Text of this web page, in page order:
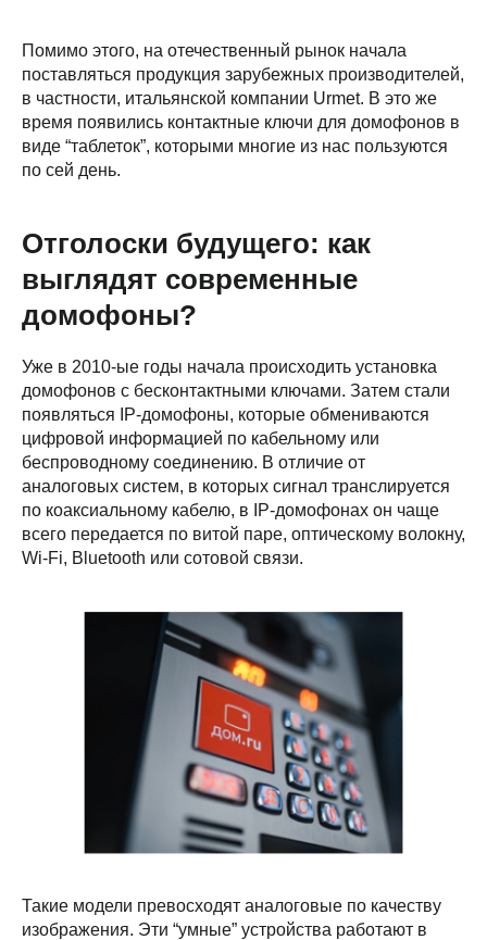
Помимо этого, на отечественный рынок начала
поставляться продукция зарубежных производителей,
в частности, итальянской компании Urmet. В это же
время появились контактные ключи для домофонов в
виде “таблеток”, которыми многие из нас пользуются
по сей день.
Отголоски будущего: как
выглядят современные
домофоны?
Уже в 2010-ые годы начала происходить установка
домофонов с бесконтактными ключами. Затем стали
появляться IP-домофоны, которые обмениваются
цифровой информацией по кабельному или
беспроводному соединению. В отличие от
аналоговых систем, в которых сигнал транслируется
по коаксиальному кабелю, в IP-домофонах он чаще
всего передается по витой паре, оптическому волокну,
Wi-Fi, Bluetooth или сотовой связи.
Такие модели превосходят аналоговые по качеству
изображения. Эти “умные” устройства работают в